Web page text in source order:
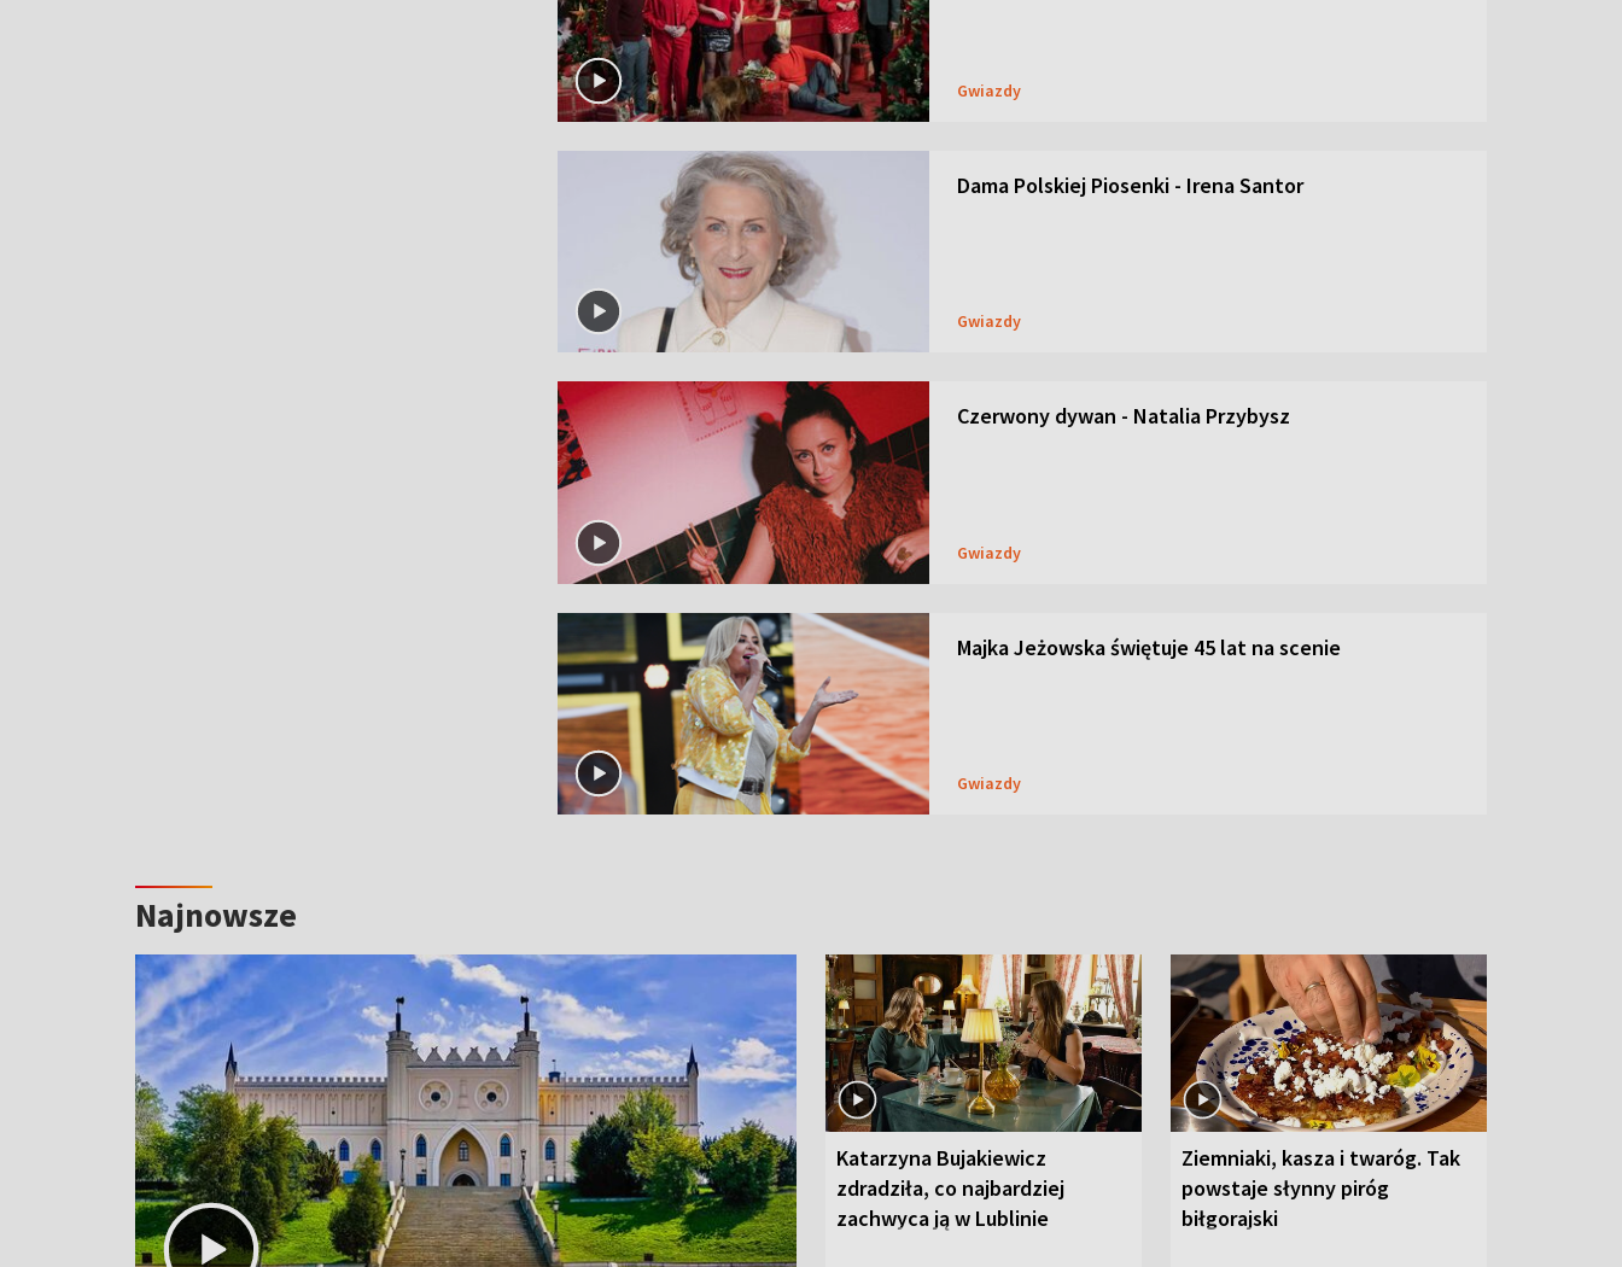
Gwiazdy
Dama Polskiej Piosenki - Irena Santor
Gwiazdy
Czerwony dywan - Natalia Przybysz
Gwiazdy
Majka Jeżowska świętuje 45 lat na scenie
Gwiazdy
Najnowsze
Katarzyna Bujakiewicz
zdradziła, co najbardziej
zachwyca ją w Lublinie
Ziemniaki, kasza i twaróg. Tak
powstaje słynny piróg
biłgorajski